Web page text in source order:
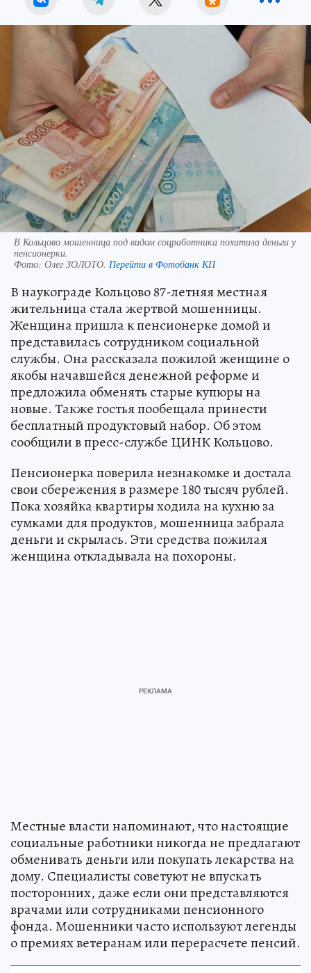
В Кольцово мошенница под видом соцработника похитила деньги у
пенсионерки.
Фото: Олег ЗОЛОТО. Перейти в Фотобанк КП
В наукограде Кольцово 87-летняя местная
жительница стала жертвой мошенницы.
Женщина пришла к пенсионерке домой и
представилась сотрудником социальной
службы. Она рассказала пожилой женщине о
якобы начавшейся денежной реформе и
предложила обменять старые купюры на
новые. Также гостья пообещала принести
бесплатный продуктовый набор. Об этом
сообщили в пресс-службе ЦИНК Кольцово.
Пенсионерка поверила незнакомке и достала
свои сбережения в размере 180 тысяч рублей.
Пока хозяйка квартиры ходила на кухню за
сумками для продуктов, мошенница забрала
деньги и скрылась. Эти средства пожилая
женщина откладывала на похороны.
Местные власти напоминают, что настоящие
социальные работники никогда не предлагают
обменивать деньги или покупать лекарства на
дому. Специалисты советуют не впускать
посторонних, даже если они представляются
врачами или сотрудниками пенсионного
фонда. Мошенники часто используют легенды
о премиях ветеранам или перерасчете пенсий.